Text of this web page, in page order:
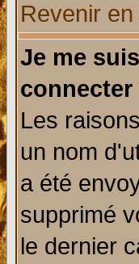
Revenir
Je me
connecter
Les
un nom
a été
supprimé
le dernier